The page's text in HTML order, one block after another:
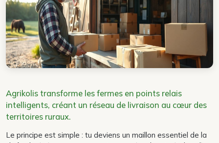
Agrikolis transforme les fermes en points relais
intelligents, créant un réseau de livraison au cœur des
territoires ruraux.
Le principe est simple : tu deviens un maillon essentiel de la